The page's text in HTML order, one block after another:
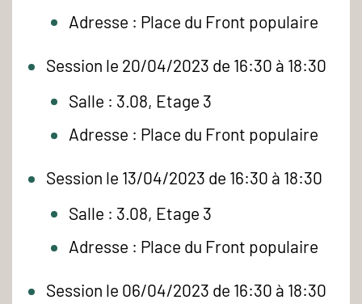
Adresse : Place du Front populaire
Session le 20/04/2023 de 16:30 à 18:30
Salle : 3.08, Etage 3
Adresse : Place du Front populaire
Session le 13/04/2023 de 16:30 à 18:30
Salle : 3.08, Etage 3
Adresse : Place du Front populaire
Session le 06/04/2023 de 16:30 à 18:30